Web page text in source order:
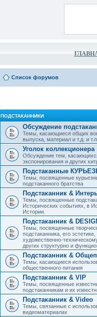
Список форумов
ПОДСТАКАННИКИ
Обсуждение
Темы, касающиеся общих
выпуска, материал и т.д. и
Уголок коллекционера
Обсуждение тем,
экспонирования и других
Подстаканные
Темы, посвященные
подстаканного братства
Подстаканник &
Темы, посвященные
Исторических событиях, в
Истории.
Подстаканник &
Темы, посвященные
подстаканника, его
художественно-
других структурно и
Подстаканник &
Темы, касающиеся
общественного питания
Подстаканник & VIP
Темы, посвященные
подстаканникам и их
Подстаканник & Video
Темы, связанные с
видеоматериалах